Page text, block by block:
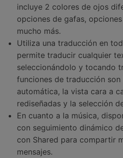
incluye 2 colores de ojos
opciones de gafas,
mucho más.
Utiliza una traducción en
permite traducir cualquier
seleccionándolo y tocando
funciones de traducción
automática, la vista cara a
rediseñadas y la selección
En cuanto a la música,
con seguimiento dinámico
con Shared para compartir
mensajes.